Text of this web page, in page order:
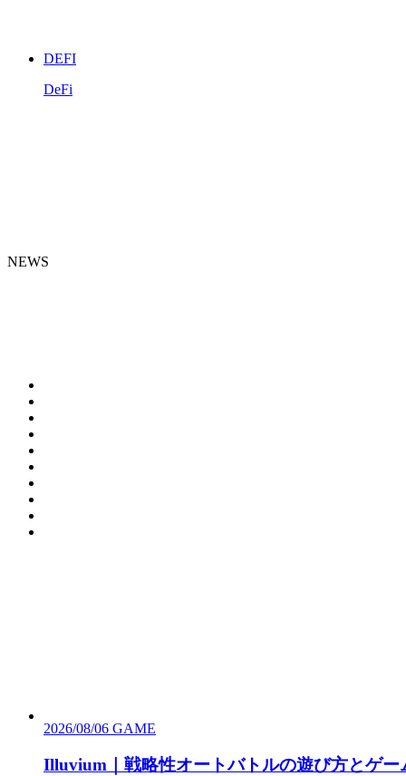
DEFI
DeFi
NEWS
2026/08/06 GAME
Illuvium｜戦略性オートバトルの遊び方とゲー